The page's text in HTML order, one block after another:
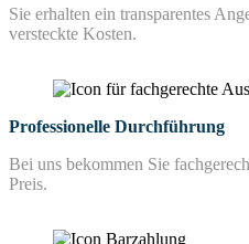
Sie erhalten ein transparentes
versteckte Kosten.
Professionelle Durchführung
Bei uns bekommen Sie
Preis.